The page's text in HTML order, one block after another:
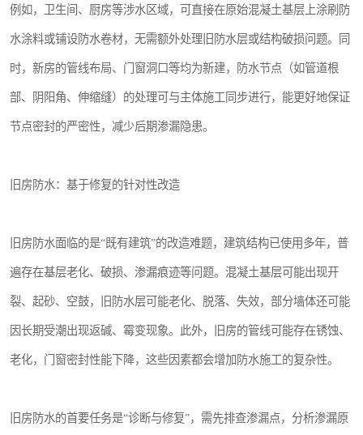
例如，卫生间、厨房等涉水区域，可直接在原始混凝土基层上涂刷防
水涂料或铺设防水卷材，无需额外处理旧防水层或结构破损问题。同
时，新房的管线布局、门窗洞口等均为新建，防水节点（如管道根
部、阴阳角、伸缩缝）的处理可与主体施工同步进行，能更好地保证
节点密封的严密性，减少后期渗漏隐患。
旧房防水：基于修复的针对性改造
旧房防水面临的是“既有建筑”的改造难题，建筑结构已使用多年，普
遍存在基层老化、破损、渗漏痕迹等问题。混凝土基层可能出现开
裂、起砂、空鼓，旧防水层可能老化、脱落、失效，部分墙体还可能
因长期受潮出现返碱、霉变现象。此外，旧房的管线可能存在锈蚀、
老化，门窗密封性能下降，这些因素都会增加防水施工的复杂性。
旧房防水的首要任务是“诊断与修复”，需先排查渗漏点，分析渗漏原